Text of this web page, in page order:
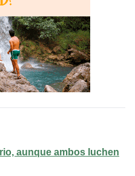
aunque ambos luchen